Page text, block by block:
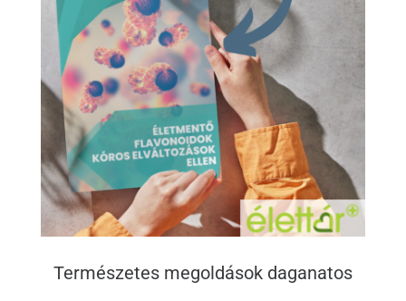
Természetes megoldások daganatos